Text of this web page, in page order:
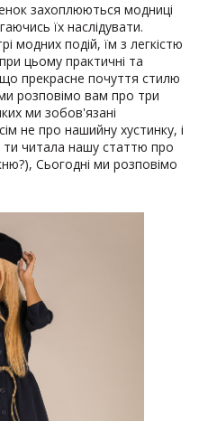
захоплюються модниці
їх наслідувати.
модних подій, їм з легкістю
цьому практичні та
прекрасне почуття стилю
розповімо вам про три
ми зобов'язані
не про нашийну хустинку, і
ти читала нашу статтю про
Сьогодні ми розповімо